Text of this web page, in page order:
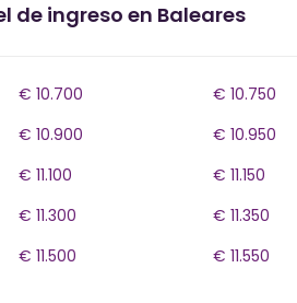
de ingreso en Baleares
€ 10.700 € 10.750
€ 10.900 € 10.950
€ 11.100 € 11.150
€ 11.300 € 11.350
€ 11.500 € 11.550